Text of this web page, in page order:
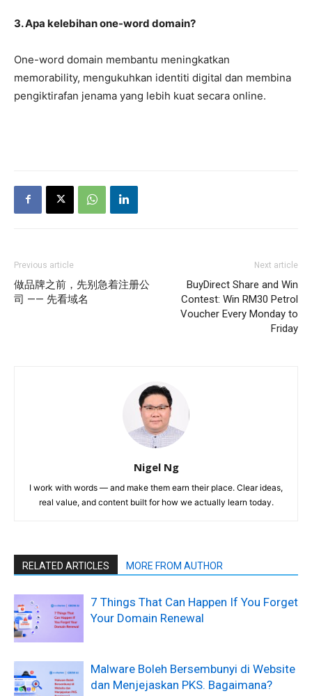
3. Apa kelebihan one-word domain?
One-word domain membantu meningkatkan
memorability, mengukuhkan identiti digital dan membina
pengiktirafan jenama yang lebih kuat secara online.
Previous article
做品牌之前，先别急着注册公
司 —— 先看域名
Next article
BuyDirect Share and Win
Contest: Win RM30 Petrol
Voucher Every Monday to
Friday
Nigel Ng
I work with words — and make them earn their place. Clear ideas,
real value, and content built for how we actually learn today.
RELATED ARTICLES MORE FROM AUTHOR
7 Things That Can Happen If You Forget
Your Domain Renewal
Malware Boleh Bersembunyi di Website
dan Menjejaskan PKS. Bagaimana?